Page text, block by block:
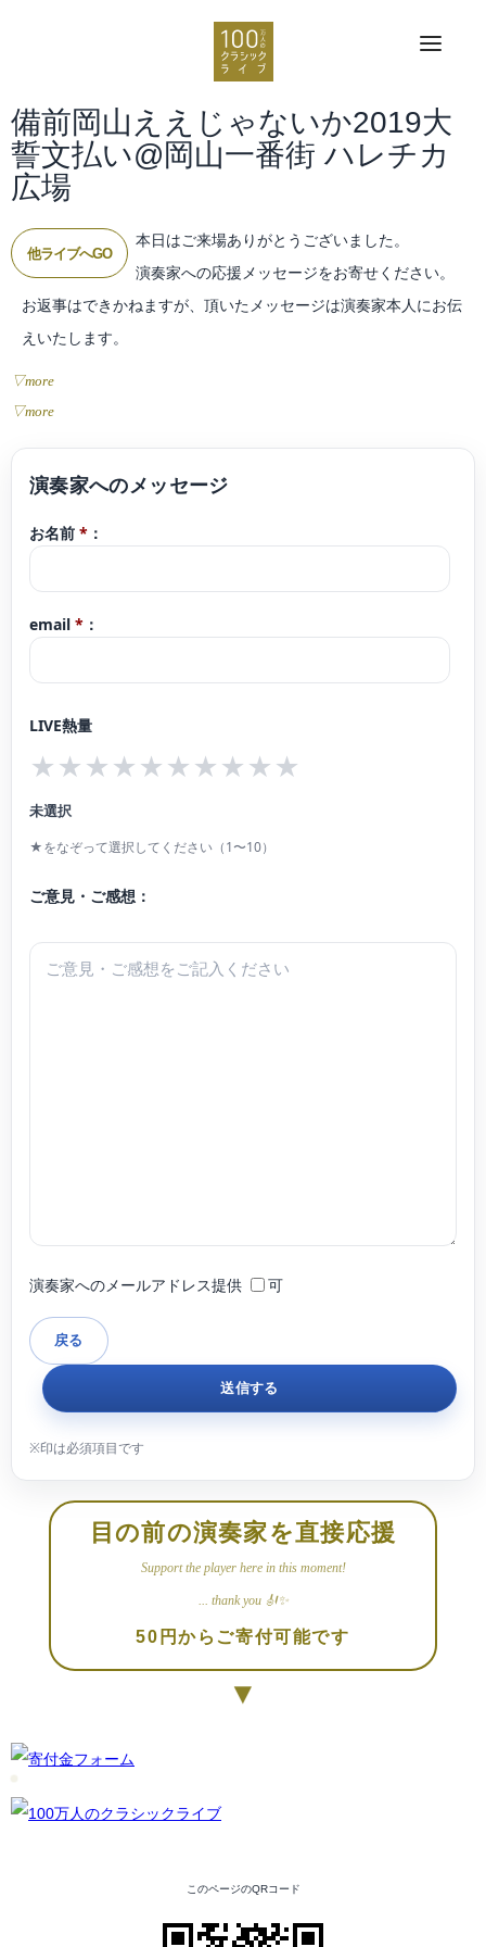
備前岡山ええじゃないか2019大
誓文払い@岡山一番街 ハレチカ
広場
他ライブへGO
本日はご来場ありがとうございました。
演奏家への応援メッセージをお寄せください。
お返事はできかねますが、頂いたメッセージは演奏家本人にお伝
えいたします。
▽more
▽more
お名前 * ：
email * ：
LIVE熱量
★★★★★★★★★★
未選択
★をなぞって選択してください（1〜10）
ご意見・ご感想：
演奏家へのメールアドレス提供 可
目の前の演奏家を直接応援
Support the player here in this moment!
... thank you 🎻✨
50円からご寄付可能です
▼
このページのQRコード